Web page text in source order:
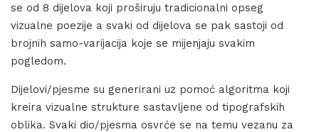
se od 8 dijelova koji proširuju tradicionalni opseg
vizualne poezije a svaki od dijelova se pak sastoji od
brojnih samo-varijacija koje se mijenjaju svakim
pogledom.
Dijelovi/pjesme su generirani uz pomoć algoritma koji
kreira vizualne strukture sastavljene od tipografskih
oblika. Svaki dio/pjesma osvrće se na temu vezanu za